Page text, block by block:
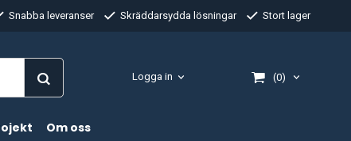
Snabba leveranser Skräddarsydda lösningar Stort lager
Logga in (0)
Om oss